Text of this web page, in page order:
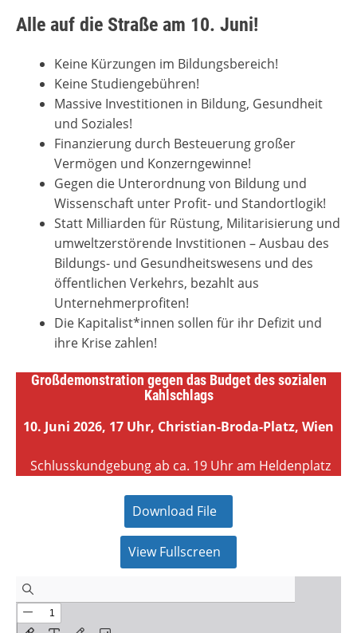
Alle auf die Straße am 10. Juni!
Keine Kürzungen im Bildungsbereich!
Keine Studiengebühren!
Massive Investitionen in Bildung, Gesundheit
und Soziales!
Finanzierung durch Besteuerung großer
Vermögen und Konzerngewinne!
Gegen die Unterordnung von Bildung und
Wissenschaft unter Profit- und Standortlogik!
Statt Milliarden für Rüstung, Militarisierung und
umweltzerstörende Invstitionen – Ausbau des
Bildungs- und Gesundheitswesens und des
öffentlichen Verkehrs, bezahlt aus
Unternehmerprofiten!
Die Kapitalist*innen sollen für ihr Defizit und
ihre Krise zahlen!
Großdemonstration gegen das Budget des sozialen
Kahlschlags
10. Juni 2026, 17 Uhr, Christian-Broda-Platz, Wien
Schlusskundgebung ab ca. 19 Uhr am Heldenplatz
Download File
View Fullscreen